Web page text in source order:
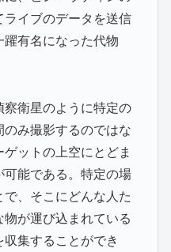
イブのデータを送信
有名になった代物
衛星のように特定の
み撮影するのではな
ットの上空にとどま
能である。特定の場
、そこにどんな人た
が運び込まれている
集することができ